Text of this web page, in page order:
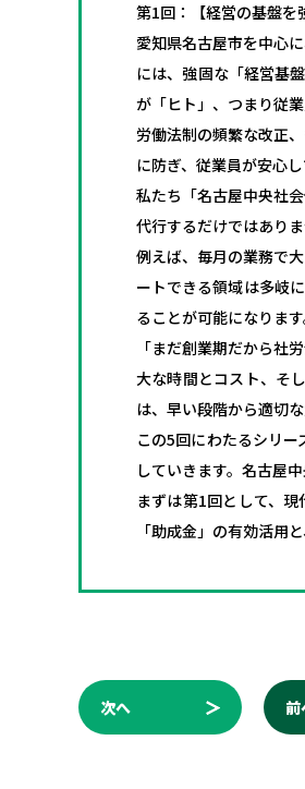
第1回：【経営の基盤を
愛知県名古屋市を中心
には、強固な「経営基
が「ヒト」、つまり従
労働法制の頻繁な改正
に防ぎ、従業員が安心
私たち「名古屋中央社
代行するだけではあり
例えば、毎月の業務で
ートできる領域は多岐
ることが可能になります
「まだ創業期だから社
大な時間とコスト、そ
は、早い段階から適切
この5回にわたるシリ
していきます。名古屋
まずは第1回として、
「助成金」の有効活用
次へ 前